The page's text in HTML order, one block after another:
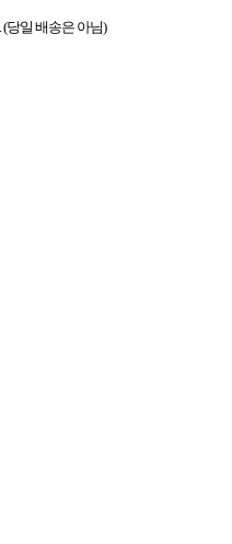
(당일 배송은 아님)